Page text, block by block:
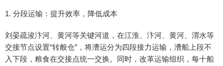
1. 分段运输：提升效率，降低成本
刘晏疏浚汴河、黄河等关键河道，在江淮、汴河、黄河、渭水等
交接节点设置“转般仓”，将漕运分为四段接力运输，漕船上段不
入下段，粮食在交接点统一交换。同时，改革运输组织，每十船